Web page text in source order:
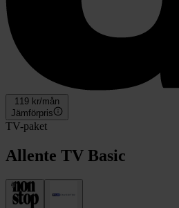
119 kr/mån
Jämförpris
TV-paket
Allente TV Basic